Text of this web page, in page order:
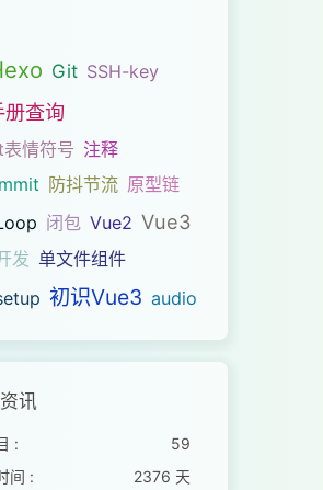
Git SSH-key
册查询
情符号 注释
防抖节流 原型链
闭包 Vue2 Vue3
发 单文件组件
初识Vue3 audio
讯
:
59
间 :
2376 天